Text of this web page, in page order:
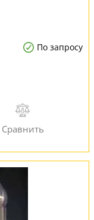
По запросу